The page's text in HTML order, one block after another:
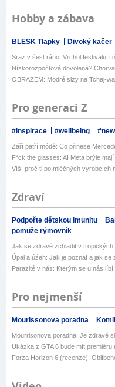
Hobby a zábava
BLESK Tlapky Divoký kačer
Sraz v šest ráno. Vrchol festivalu
Nízkorozpočtová dovolená?
OBRAZEM: Modré slzy na Tchaj-
Pro generaci Z
#inspirace #wellbeing
Září patří módě: Co přinese
F*ck the glasses: AI Meta brýle
Víš, proč ti po mléčných výrobcích
Zdraví
Podpořte dětskou imunitu
pomůže rýmovník
Jak se zdravě zchladit v
Úpal a úžeh: Jak je poznat a jak se
Parazité v nás: Kterým se u nás
Pro nejmenší
Mourissonova poradna
Mourrisonova poradna: Je zdravé
Ukázka z GTA 6 bude mít premiéru
Forza Horizon 6 (recenze):